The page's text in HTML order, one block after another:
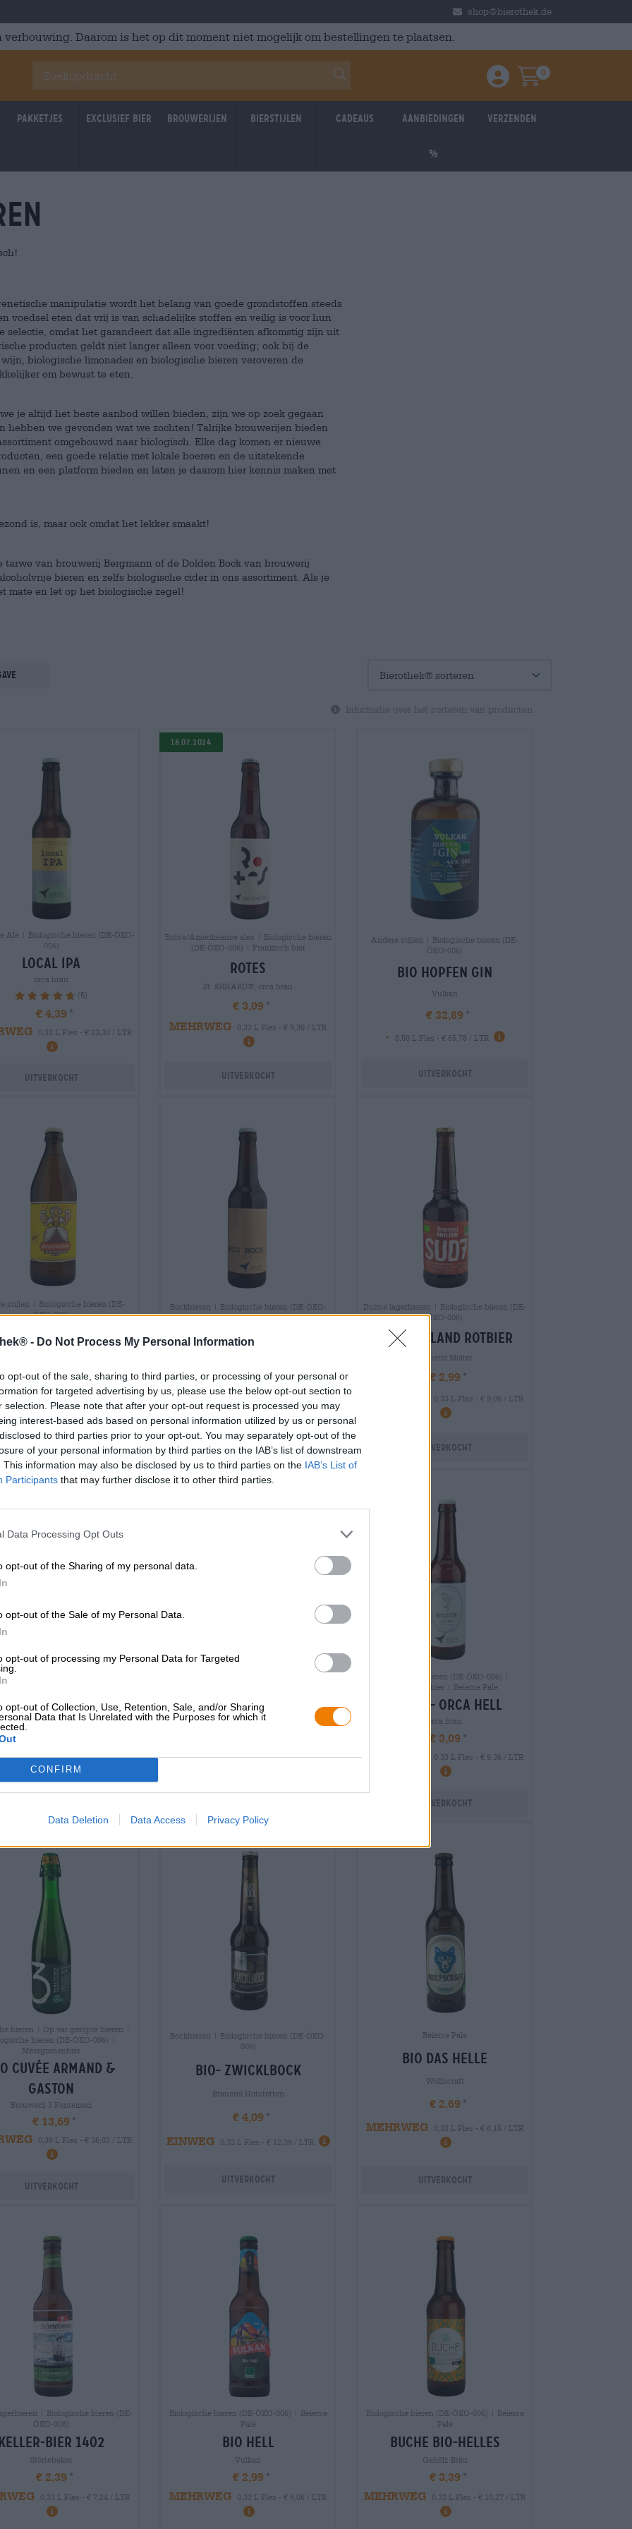
- Do Not Process My Personal Information
opt-out of the sale, sharing to third parties, or processing of your personal or
for targeted advertising by us, please use the below opt-out section to
selection. Please note that after your opt-out request is processed you may
interest-based ads based on personal information utilized by us or personal
to third parties prior to your opt-out. You may separately opt-out of the
of your personal information by third parties on the IAB’s list of downstream
This information may also be disclosed by us to third parties on the IAB’s List of
Participants that may further disclose it to other third parties.
Data Processing Opt Outs
opt-out of the Sharing of my personal data.
opt-out of the Sale of my Personal Data.
opt-out of processing my Personal Data for Targeted
opt-out of Collection, Use, Retention, Sale, and/or Sharing
Data that Is Unrelated with the Purposes for which it
CONFIRM
Data Deletion Data Access Privacy Policy
shop@bierothek.de
Daarom is het op dit moment niet mogelijk om bestellingen te plaatsen.
Einloggen / Anmelden
Warenkorb
0
Pakketjes Exclusief Bier Brouwerijen Bierstijlen Cadeaus Aanbiedingen
%
Verzenden
manipulatie wordt het belang van goede grondstoffen steeds
voedsel eten dat vrij is van schadelijke stoffen en veilig is voor hun
selectie, omdat het garandeert dat alle ingrediënten afkomstig zijn uit
producten geldt niet langer alleen voor voeding; ook bij de
biologische limonades en biologische bieren veroveren de
om bewust te eten.
je altijd het beste aanbod willen bieden, zijn we op zoek gegaan
hebben we gevonden wat we zochten! Talrijke brouwerijen bieden
omgebouwd naar biologisch. Elke dag komen er nieuwe
een goede relatie met lokale boeren en de uitstekende
en een platform bieden en laten je daarom hier kennis maken met
is, maar ook omdat het lekker smaakt!
van brouwerij Bergmann of de Dolden Bock van brouwerij
bieren en zelfs biologische cider in ons assortiment. Als je
mate en let op het biologische zegel!
Informatie over het sorteren van producten
Ale | Biologische bieren (DE-ÖKO-
006)
local ipa
orca brau
96% (5)
€ 4,39
0,33 L Fles - € 13,30 / LTR
Uitverkocht
18.07.2024
Britse/Amerikaanse ales | Biologische bieren
(DE-ÖKO-006) | Frankisch bier
rotes
St. ERHARD®, orca brau
€ 3,09
MEHRWEG
0,33 L Fles - € 9,36 / LTR
Uitverkocht
Andere stijlen | Biologische bieren (DE-
ÖKO-006)
bio hopfen gin
Vulkan
€ 32,89
-
0,50 L Fles - € 65,78 / LTR
Uitverkocht
stijlen | Biologische bieren (DE-
ÖKO-006)
€ 3,49
0,50 L Fles - € 6,98 / LTR
Uitverkocht
Bockbieren | Biologische bieren (DE-ÖKO-
006) | Frankisch bier
bio bock
€ 3,49
MEHRWEG
0,33 L Fles - € 10,58 / LTR
Uitverkocht
Duitse lagerbieren | Biologische bieren (DE-
ÖKO-006)
sud7 bioland rotbier
Brauerei Molter
€ 2,99
0,33 L Fles - € 9,06 / LTR
Uitverkocht
bieren (DE-ÖKO-006) | Beierse
bio Beierse Pale
Brauerei Molter
0,50 L Fles - € 6,18 / LTR
Schladminger
Biologische bieren (DE-ÖKO-006) |
Frankisch bier | Beierse Pale
goldie- orca hell
orca brau
€ 3,09
0,33 L Fles - € 9,36 / LTR
Uitverkocht
bieren | Op vat gerijpte bieren |
bieren (DE-ÖKO-006) |
Meergranenbier
cuvée armand &
gaston
Brouwerij 3 Fonteinen
€ 13,69
0,38 L Fles - € 36,03 / LTR
Uitverkocht
Bockbieren | Biologische bieren (DE-ÖKO-
006)
bio- zwicklbock
Brauerei Hofstetten
€ 4,09
EINWEG
0,33 L Fles - € 12,39 / LTR
Uitverkocht
Beierse Pale
bio das helle
Wolfscraft
€ 2,69
MEHRWEG
0,33 L Fles - € 8,15 / LTR
Uitverkocht
| Biologische bieren (DE-
ÖKO-006)
bier 1402
Störtebeker
€ 2,39
0,33 L Fles - € 7,24 / LTR
Biologische bieren (DE-ÖKO-006) | Beierse
Pale
bio hell
Vulkan
€ 2,99
MEHRWEG
0,33 L Fles - € 9,06 / LTR
Biologische bieren (DE-ÖKO-006) | Beierse
Pale
buche bio-helles
Gehölz Bräu
€ 3,39
MEHRWEG
0,33 L Fles - € 10,27 / LTR